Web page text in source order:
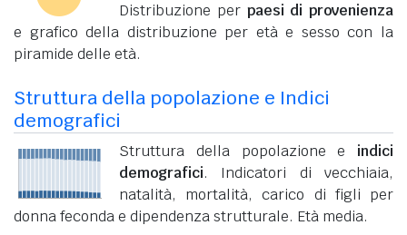
Distribuzione per paesi di provenienza
e grafico della distribuzione per età e sesso con la
piramide delle età.
Struttura della popolazione e Indici
demografici
Struttura della popolazione e indici
demografici. Indicatori di vecchiaia,
natalità, mortalità, carico di figli per
donna feconda e dipendenza strutturale. Età media.